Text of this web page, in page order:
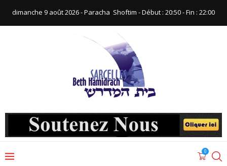
dimanche 9 août 2026 - Paracha ‪ Shoftim‬ - Début : 20:50‬ - Fin : ‪22:00‬
0